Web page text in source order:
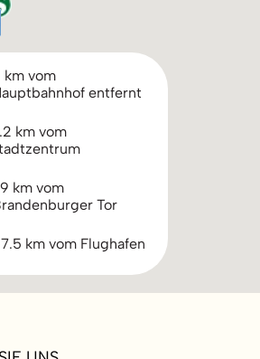
km vom
entfernt
km vom
km vom
Tor
km vom Flughafen